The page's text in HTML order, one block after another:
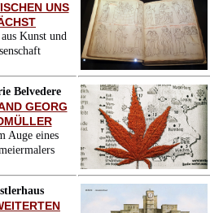
UNS
Kunst und
Belvedere
GEORG
Auge eines